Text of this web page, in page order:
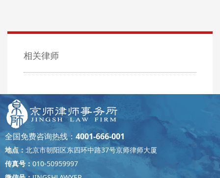
相关律师
全国免费咨询热线： 4001-666-001
地点： 北京市朝阳区东四环中路37号京师律师大厦
传真号： 010-50959997